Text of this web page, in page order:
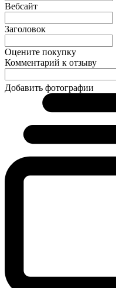
Вебсайт
Заголовок
Оцените покупку
Комментарий к отзыву
Добавить фотографии